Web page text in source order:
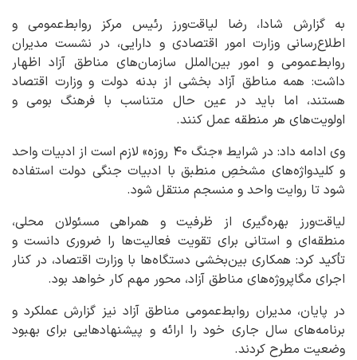
به گزارش شادا، رضا لیاقت‌ورز رئیس مرکز روابط‌عمومی و
اطلاع‌رسانی وزارت امور اقتصادی و دارایی، در نشست مدیران
روابط‌عمومی و امور بین‌الملل سازمان‌های مناطق آزاد اظهار
داشت: همه مناطق آزاد بخشی از بدنه دولت و وزارت اقتصاد
هستند، اما باید در عین حال متناسب با فرهنگ بومی و
اولویت‌های هر منطقه عمل کنند.
وی ادامه داد: در شرایط «جنگ ۴۰ روزه» لازم است از ادبیات واحد
و کلیدواژه‌های مشخصِ منطبق با ادبیات جنگی دولت استفاده
شود تا روایت واحد و منسجم منتقل شود.
لیاقت‌ورز بهره‌گیری از ظرفیت و همراهی مسئولان محلی،
منطقه‌ای و استانی برای تقویت فعالیت‌ها را ضروری دانست و
تأکید کرد: همکاری بین‌بخشی دستگاه‌ها با وزارت اقتصاد، در کنار
اجرای مگاپروژه‌های مناطق آزاد، محور مهم کار خواهد بود.
در پایان، مدیران روابط‌عمومی مناطق آزاد نیز گزارش عملکرد و
برنامه‌های سال جاری خود را ارائه و پیشنهادهایی برای بهبود
وضعیت مطرح کردند.